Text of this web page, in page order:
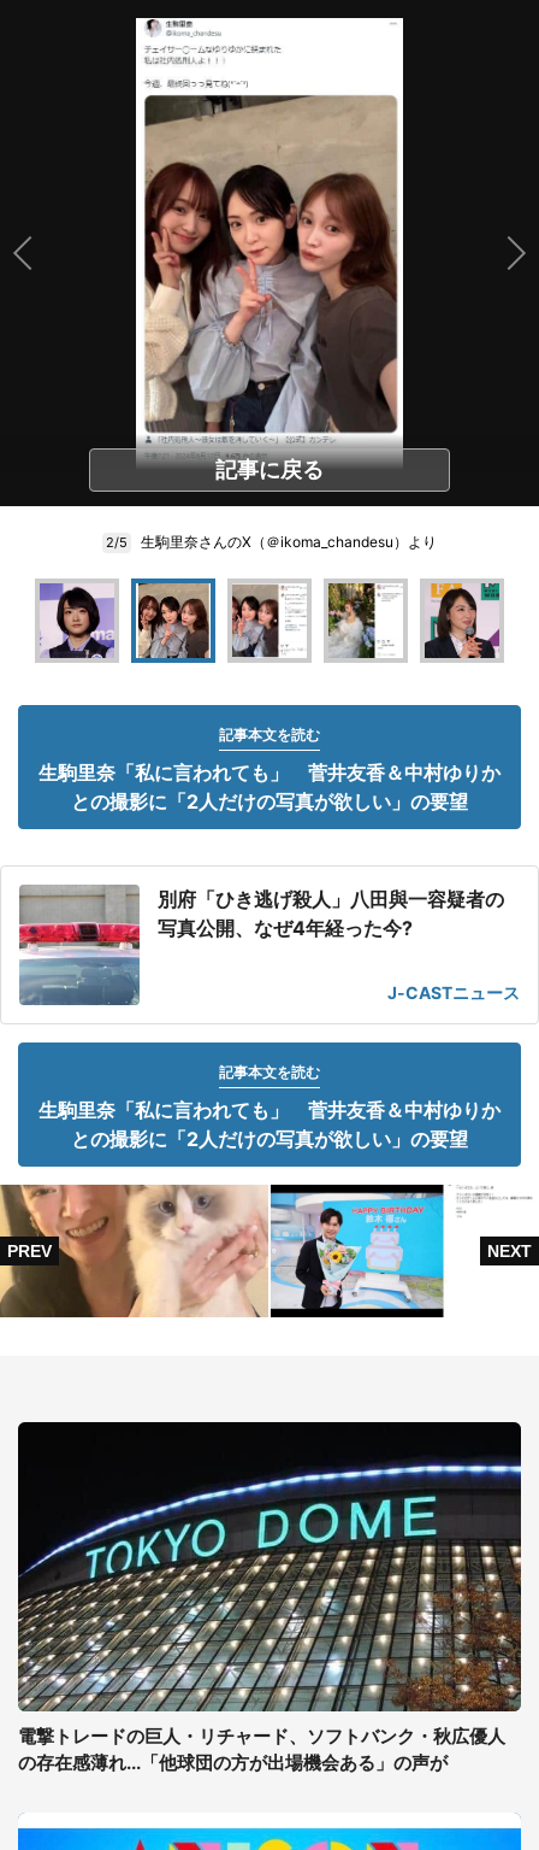
記事に戻る
2/5 生駒里奈さんのX（＠ikoma_chandesu）より
記事本文を読む
生駒里奈「私に言われても」 菅井友香＆中村ゆりか
との撮影に「2人だけの写真が欲しい」の要望
別府「ひき逃げ殺人」八田與一容疑者の
写真公開、なぜ4年経った今?
J-CASTニュース
記事本文を読む
生駒里奈「私に言われても」 菅井友香＆中村ゆりか
との撮影に「2人だけの写真が欲しい」の要望
電撃トレードの巨人・リチャード、ソフトバンク・秋広優人
の存在感薄れ...「他球団の方が出場機会ある」の声が